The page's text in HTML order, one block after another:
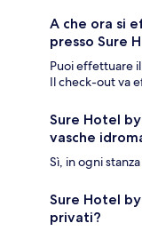
A che ora si
presso Sure
Puoi effettuare
Il check-out va
Sure Hotel
vasche
Sì, in ogni
Sure Hotel
privati?